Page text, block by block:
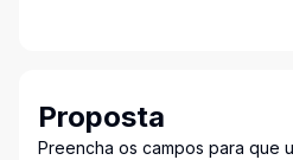
Proposta
Preencha os campos para que